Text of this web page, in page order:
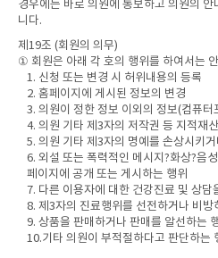
경우에는 바로 의원에 통보하고 의원의
니다.
제19조 (회원의 의무)
① 회원은 아래 각 호의 행위를 하여서는
1. 신청 또는 변경 시 허위내용의 등록
2. 홈페이지에 게시된 정보의 변경
3. 의원이 정한 정보 이외의 정보(컴퓨터
4. 의원 기타 제3자의 저작권 등 지적재
5. 의원 기타 제3자의 명예를 손상시키
6. 외설 또는 폭력적인 메시지?화상?음
페이지에 공개 또는 게시하는 행위
7. 다른 이용자에 대한 건강진료 및 상담
8. 제3자의 진료행위를 선전하거나 비방
9. 상품을 판매하거나 판매를 알선하는
10.기타 의원이 부적절하다고 판단하는